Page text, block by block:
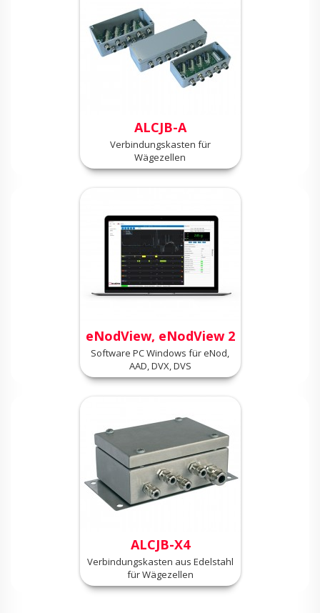
ALCJB-A
Verbindungskasten für
Wägezellen
eNodView, eNodView 2
Software PC Windows für eNod,
AAD, DVX, DVS
ALCJB-X4
Verbindungskasten aus Edelstahl
für Wägezellen